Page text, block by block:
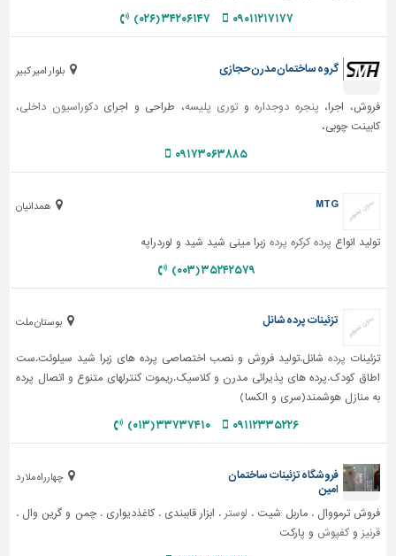
۰۹۰۱۱۲۱۷۱۷۷ ۳۴۲۰۶۱۴۷ (۰۲۶)
بلوار امیر کبیر گروه ساختمان مدرن حجازی
فروش، اجرا، پنجره دوجدارهوتوری پلیسه، طراحی و اجرایدکوراسیون داخلی،
کابینت چوبی،
۰۹۱۷۳۰۶۳۸۸۵
همدانیان MTG
تولید انواع پرده کرکره پرده زبرا مینی شید شید و لوردراپه
۳۵۲۴۲۵۷۹ (۰۰۳)
بوستان ملت تزئینات پرده شانل
تزئینات پرده شانل.تولید فروش و نصب اختصاصی پرده های زبرا شید سیلوئت.ست
اطاق کودک.پرده های پذیرائی مدرن و کلاسیک.ریموت کنترلهای متنوع و اتصال پرده
به منازل هوشمند(سری و الکسا)
۰۹۱۱۲۳۳۵۲۲۶ ۳۳۷۳۷۴۱۰ (۰۱۳)
چهارراه ملارد
فروشگاه تزئینات ساختمان
امین
فروش ترمووال . ماربل شیت . لوستر . ابزار قاببندی . کاغذدیواری . چمن و گرین وال .
قرنیز وکفپوش و پارکت